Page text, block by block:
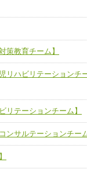
染対策教育チーム】
小児リハビリテーショ
ハビリテーションチー
ンコンサルテーション
策教育チーム】
リハビリテーションチ
リテーションチーム】
ンサルテーションチー